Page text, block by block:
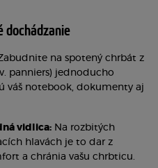
na spotený chrbát z
panniers) jednoducho
váš notebook, dokumenty aj
vidlica: Na rozbitých
hlavách je to dar z
a chránia vašu chrbticu.